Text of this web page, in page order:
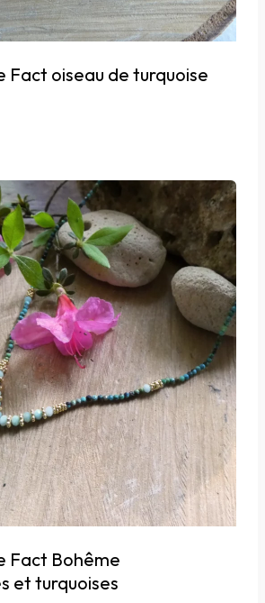
Fact oiseau de turquoise
Fact Bohême
et turquoises